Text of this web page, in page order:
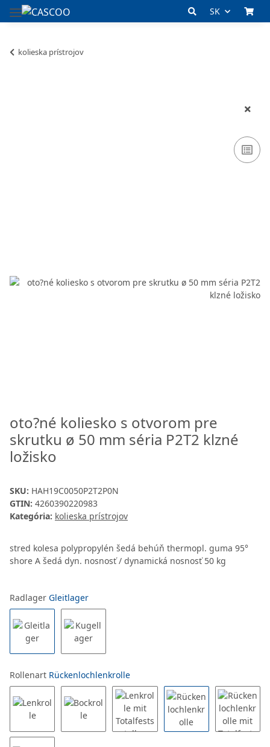
SK
kolieska prístrojov
oto?né koliesko s otvorom pre
skrutku ø 50 mm séria P2T2 klzné
ložisko
SKU: HAH19C0050P2T2P0N
GTIN: 4260390220983
Kategória: kolieska prístrojov
stred kolesa polypropylén šedá behúň thermopl. guma 95°
shore A šedá dyn. nosnosť / dynamická nosnosť 50 kg
Radlager Gleitlager
Rollenart Rückenlochlenkrolle